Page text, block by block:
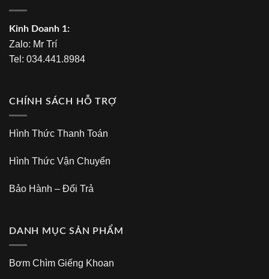
Kinh Doanh 1:
Zalo: Mr Trí
Tel: 034.441.8984
CHÍNH SÁCH HỖ TRỢ
Hình Thức Thanh Toán
Hình Thức Vận Chuyển
Bảo Hành – Đổi Trả
DANH MỤC SẢN PHẨM
Bơm Chìm Giếng Khoan